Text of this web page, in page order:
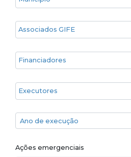
Associados GIFE
Financiadores
Executores
Ano de execução
Ano de execução
Ações emergenciais